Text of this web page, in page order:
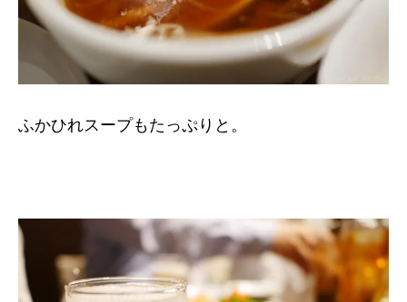
ふかひれスープもたっぷりと。